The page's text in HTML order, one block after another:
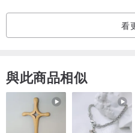
每一朵獨立繪畫及併合~~所以大
但這就是獨一無二的美與驚喜嘛♥♥♥
這是多用途領針~~鏈子可自行拆
扣在不同的衣物上^^~~
看
與此商品相似